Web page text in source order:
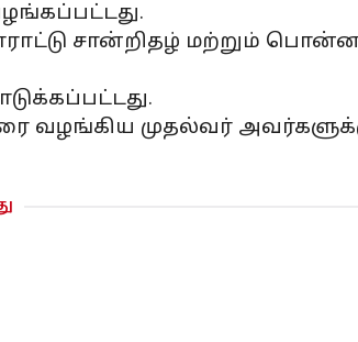
சான்றிதழ் மற்றும்
வழங்கிய முதல்வர்